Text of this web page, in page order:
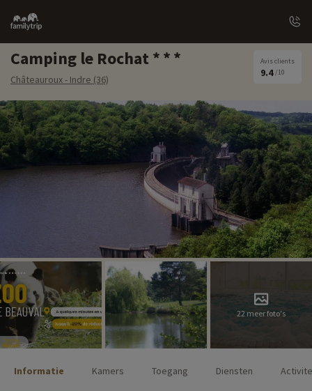
Family
trip
Camping le Rochat
Châteauroux - Indre (36)
Avis clients
9.4 /10
22 meer foto's
Informatie Kamers Toegang Diensten